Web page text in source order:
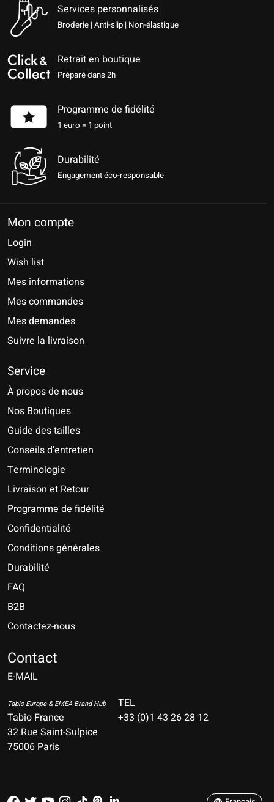
Services personnalisés
Broderie | Anti-slip | Non-élastique
Retrait en boutique
Préparé dans 2h
Programme de fidélité
1 euro = 1 point
Durabilité
Engagement éco-responsable
Mon compte
Login
Wish list
Mes informations
Mes commandes
Mes demandes
Suivre la livraison
Service
À propos de nous
Nos Boutiques
Guide des tailles
Conseils d'entretien
Terminologie
Livraison et Retour
Programme de fidélité
Confidentialité
Conditions générales
Durabilité
FAQ
B2B
Contactez-nous
Contact
E-MAIL
Tabio Europe & EMEA Brand Hub
Tabio France
32 Rue Saint-Sulpice
75006 Paris
TEL
+33 (0)1 43 26 28 12
Español